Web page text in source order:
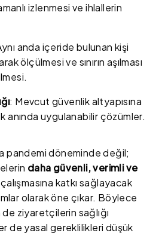
izlenmesi ve ihlallerin
anda içeride bulunan kişi
ölçülmesi ve sınırın aşılması
: Mevcut güvenlik altyapısına
anında uygulanabilir çözümler.
pandemi döneminde değil;
daha güvenli, verimli ve
katkı sağlayacak
olarak öne çıkar. Böylece
de ziyaretçilerin sağlığı
de yasal gereklilikleri düşük